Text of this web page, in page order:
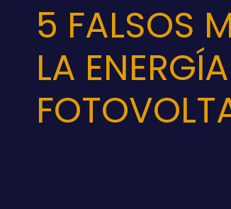
5 FALSOS
LA ENERGÍA